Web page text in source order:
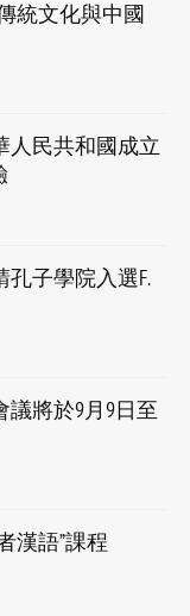
統文化與中國
人民共和國成立
孔子學院入選F.
將於9月9日至
漢語”課程